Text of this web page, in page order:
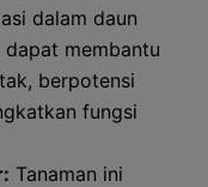
dalam daun
membantu
berpotensi
fungsi
Tanaman ini